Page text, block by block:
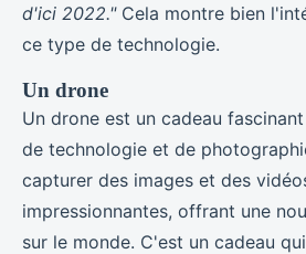
d'ici 2022."Cela montre bien
ce type de technologie.
Un drone
Un drone est un cadeau
de technologie et de
capturer des images et des
impressionnantes, offrant une
sur le monde. C'est un cadeau